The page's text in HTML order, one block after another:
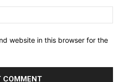
website in this browser for the